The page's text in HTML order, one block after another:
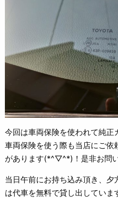
今回は車両保険を使われて純正
車両保険を使う際も当店にご依
があります(*^▽^*)！是非お問い
当日午前にお持ち込み頂き、夕
は代車を無料で貸し出していま